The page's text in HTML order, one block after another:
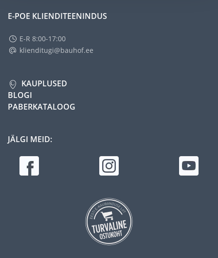
E-POE KLIENDITEENINDUS
E-R 8:00-17:00
klienditugi@bauhof.ee
KAUPLUSED
BLOGI
PABERKATALOOG
JÄLGI MEID: